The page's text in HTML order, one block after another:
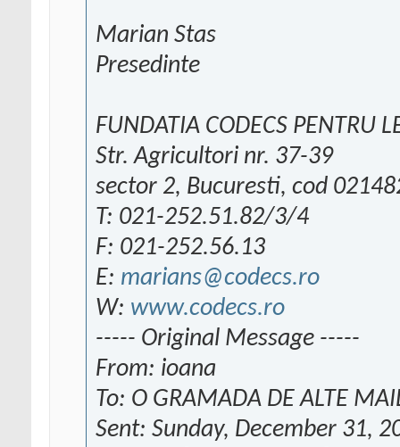
Marian Stas
Presedinte
FUNDATIA CODECS PENTRU
Str. Agricultori nr. 37-39
sector 2, Bucuresti, cod
T: 021-252.51.82/3/4
F: 021-252.56.13
E: marians@codecs.ro
W: www.codecs.ro
----- Original Message -----
From: ioana
To: O GRAMADA DE ALTE
Sent: Sunday, December 31,